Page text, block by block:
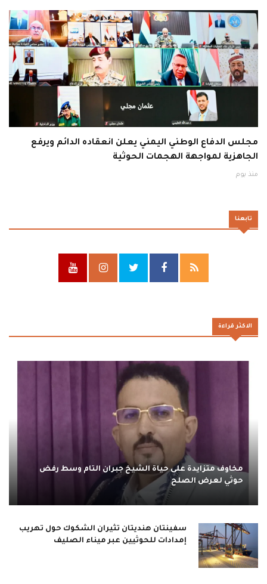
مجلس الدفاع الوطني اليمني يعلن انعقاده الدائم ويرفع
الجاهزية لمواجهة الهجمات الحوثية
منذ يوم
تابعنا
الاكثر قراءة
مخاوف متزايدة على حياة الشيخ جبران التام وسط رفض
حوثي لعرض الصلح
سفينتان هنديتان تثيران الشكوك حول تهريب
إمدادات للحوثيين عبر ميناء الصليف